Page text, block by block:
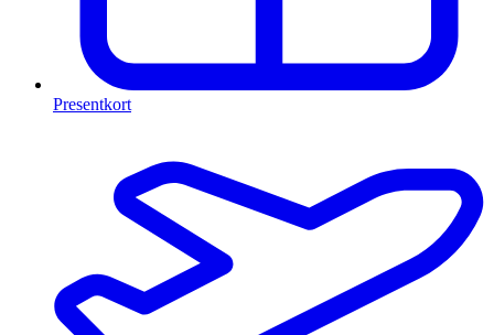
Presentkort